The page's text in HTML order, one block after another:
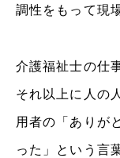
調性をもって現
介護福祉士の仕
それ以上に人の
用者の「ありが
った」という言